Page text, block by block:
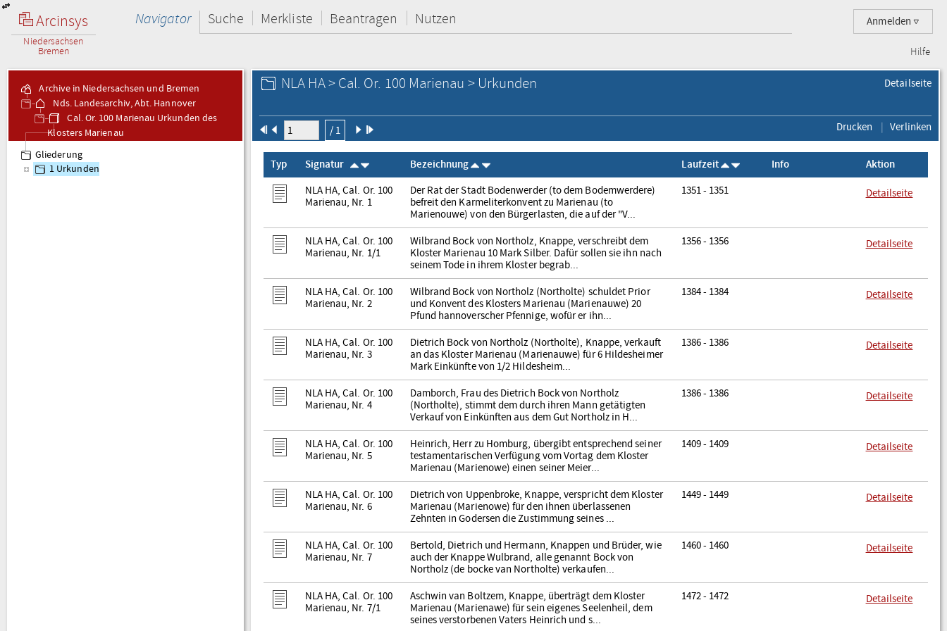
Arcinsys
Niedersachsen
Bremen
Anmelden
Navigator Suche Merkliste Beantragen Nutzen
Hilfe
Archive in Niedersachsen und Bremen
Nds. Landesarchiv, Abt. Hannover
Cal. Or. 100 Marienau Urkunden des
Klosters Marienau
Gliederung
1 Urkunden
Detailseite
NLA HA > Cal. Or. 100 Marienau > Urkunden
/ 1 Drucken Verlinken
Typ Signatur Bezeichnung Laufzeit Info Aktion
NLA HA, Cal. Or. 100
Marienau, Nr. 1
Der Rat der Stadt Bodenwerder (to dem Bodemwerdere)
befreit den Karmeliterkonvent zu Marienau (to
Marienouwe) von den Bürgerlasten, die auf der "V...
1351 - 1351 Detailseite
NLA HA, Cal. Or. 100
Marienau, Nr. 1/1
Wilbrand Bock von Northolz, Knappe, verschreibt dem
Kloster Marienau 10 Mark Silber. Dafür sollen sie ihn nach
seinem Tode in ihrem Kloster begrab...
1356 - 1356 Detailseite
NLA HA, Cal. Or. 100
Marienau, Nr. 2
Wilbrand Bock von Northolz (Northolte) schuldet Prior
und Konvent des Klosters Marienau (Marienauwe) 20
Pfund hannoverscher Pfennige, wofür er ihn...
1384 - 1384 Detailseite
NLA HA, Cal. Or. 100
Marienau, Nr. 3
Dietrich Bock von Northolz (Northolte), Knappe, verkauft
an das Kloster Marienau (Marienauwe) für 6 Hildesheimer
Mark Einkünfte von 1/2 Hildesheim...
1386 - 1386 Detailseite
NLA HA, Cal. Or. 100
Marienau, Nr. 4
Damborch, Frau des Dietrich Bock von Northolz
(Northolte), stimmt dem durch ihren Mann getätigten
Verkauf von Einkünften aus dem Gut Northolz in H...
1386 - 1386 Detailseite
NLA HA, Cal. Or. 100
Marienau, Nr. 5
Heinrich, Herr zu Homburg, übergibt entsprechend seiner
testamentarischen Verfügung vom Vortag dem Kloster
Marienau (Marienowe) einen seiner Meier...
1409 - 1409 Detailseite
NLA HA, Cal. Or. 100
Marienau, Nr. 6
Dietrich von Uppenbroke, Knappe, verspricht dem Kloster
Marienau (Marienowe) für den ihnen überlassenen
Zehnten in Godersen die Zustimmung seines ...
1449 - 1449 Detailseite
NLA HA, Cal. Or. 100
Marienau, Nr. 7
Bertold, Dietrich und Hermann, Knappen und Brüder, wie
auch der Knappe Wulbrand, alle genannt Bock von
Northolz (de bocke van Northolte) verkaufen...
1460 - 1460 Detailseite
NLA HA, Cal. Or. 100
Marienau, Nr. 7/1
Aschwin van Boltzem, Knappe, überträgt dem Kloster
Marienau (Marienawe) für sein eigenes Seelenheil, dem
seines verstorbenen Vaters Heinrich und s...
1472 - 1472 Detailseite